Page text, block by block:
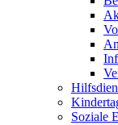
Soziale